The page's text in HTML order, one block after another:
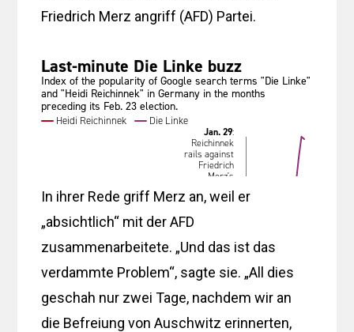
Friedrich Merz angriff (AFD) Partei.
In ihrer Rede griff Merz an, weil er
„absichtlich“ mit der AFD
zusammenarbeitete. „Und das ist das
verdammte Problem“, sagte sie. „All dies
geschah nur zwei Tage, nachdem wir an
die Befreiung von Auschwitz erinnerten,